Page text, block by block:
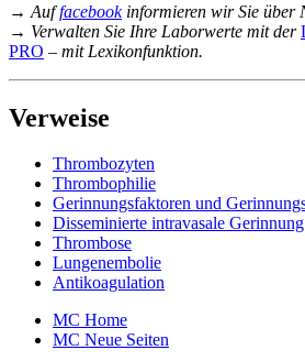
→ Auffacebookinformieren wir Sie über
→ Verwalten Sie Ihre Laborwerte mit der
PRO – mit Lexikonfunktion.
Verweise
Thrombozyten
Thrombophilie
Gerinnungsfaktoren und
Disseminierte intravasale Gerinnung
Thrombose
Lungenembolie
Antikoagulation
MC Home
MC Neue Seiten